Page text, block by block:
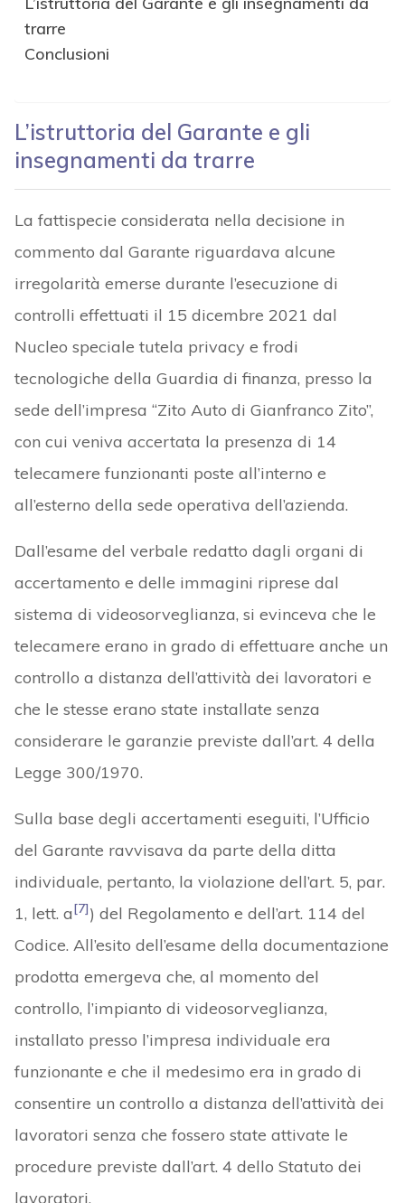
trarre
Conclusioni
L’istruttoria del Garante e gli
insegnamenti da trarre
La fattispecie considerata nella decisione in
commento dal Garante riguardava alcune
irregolarità emerse durante l’esecuzione di
controlli effettuati il 15 dicembre 2021 dal
Nucleo speciale tutela privacy e frodi
tecnologiche della Guardia di finanza, presso la
sede dell’impresa “Zito Auto di Gianfranco Zito”,
con cui veniva accertata la presenza di 14
telecamere funzionanti poste all’interno e
all’esterno della sede operativa dell’azienda.
Dall’esame del verbale redatto dagli organi di
accertamento e delle immagini riprese dal
sistema di videosorveglianza, si evinceva che le
telecamere erano in grado di effettuare anche un
controllo a distanza dell’attività dei lavoratori e
che le stesse erano state installate senza
considerare le garanzie previste dall’art. 4 della
Legge 300/1970.
Sulla base degli accertamenti eseguiti, l’Ufficio
del Garante ravvisava da parte della ditta
individuale, pertanto, la violazione dell’art. 5, par.
1, lett. a[7]) del Regolamento e dell’art. 114 del
Codice. All’esito dell’esame della documentazione
prodotta emergeva che, al momento del
controllo, l’impianto di videosorveglianza,
installato presso l’impresa individuale era
funzionante e che il medesimo era in grado di
consentire un controllo a distanza dell’attività dei
lavoratori senza che fossero state attivate le
procedure previste dall’art. 4 dello Statuto dei
lavoratori.